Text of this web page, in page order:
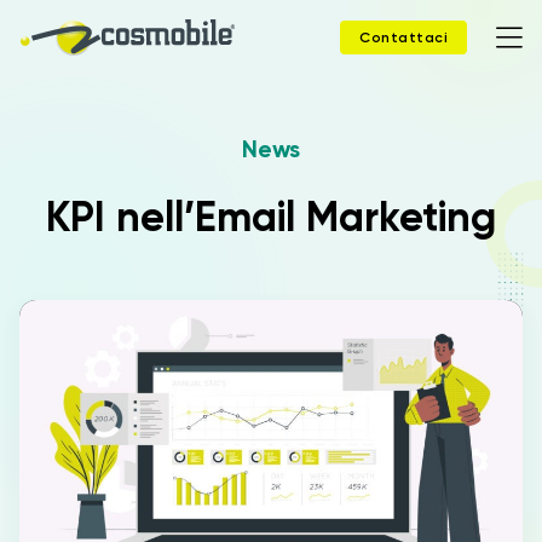
Contattaci
Prodotti
Case Study
Webinar
Company
News
KPI nell’Email Marketing